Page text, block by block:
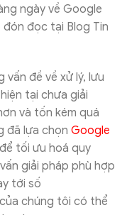
ngày về Google
đọc tại Blog Tin
vấn đề về xử lý, lưu
tại chưa giải
và tốn kém quá
đã lựa chọn Google
để tối ưu hoá quy
giải pháp phù hợp
tới số
chúng tôi có thể